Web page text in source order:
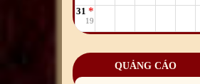
31
19
QUẢNG CÁO